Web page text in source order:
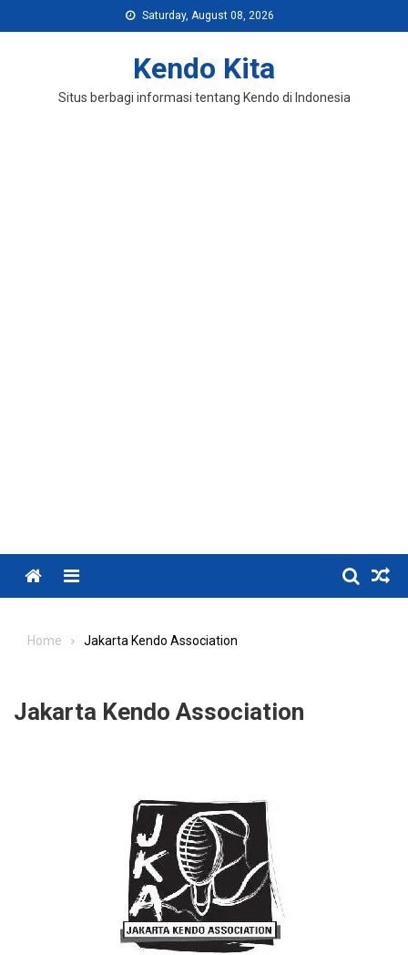
to
Saturday, August 08, 2026
Kendo Kita
Situs berbagi informasi tentang Kendo di Indonesia
Menu
Home Jakarta Kendo Association
Jakarta Kendo Association